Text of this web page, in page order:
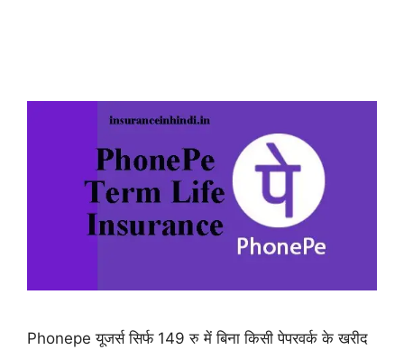
Phonepe यूजर्स सिर्फ 149 रु में बिना किसी पेपरवर्क के खरीद